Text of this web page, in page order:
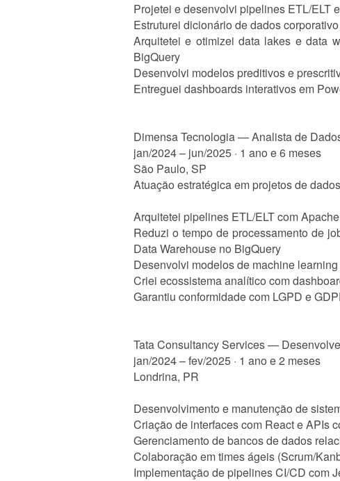
Projetei e desenvolvi pipelines ETL/ELT
Estruturei dicionário de dados
Arquitetei e otimizei data lakes e data
BigQuery
Desenvolvi modelos preditivos e
Entreguei dashboards interativos em
Dimensa Tecnologia — Analista de
jan/2024 – jun/2025 · 1 ano e 6 meses
São Paulo, SP
Atuação estratégica em projetos de
Arquitetei pipelines ETL/ELT com
Reduzi o tempo de processamento de
Data Warehouse no BigQuery
Desenvolvi modelos de machine
Criei ecossistema analítico com
Garantiu conformidade com LGPD e
Tata Consultancy Services —
jan/2024 – fev/2025 · 1 ano e 2 meses
Londrina, PR
Desenvolvimento e manutenção de
Criação de interfaces com React e APIs
Gerenciamento de bancos de dados
Colaboração em times ágeis (Scrum/
Implementação de pipelines CI/CD com